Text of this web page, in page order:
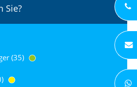
Sie?
(35)